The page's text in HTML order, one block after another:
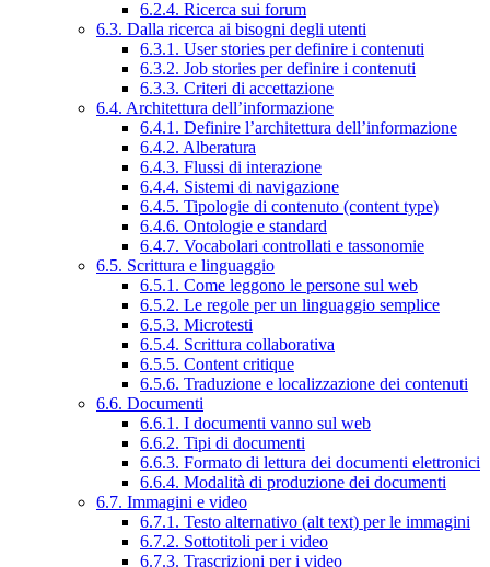
6.2.4. Ricerca sui forum
6.3. Dalla ricerca ai bisogni degli utenti
6.3.1. User stories per definire i contenuti
6.3.2. Job stories per definire i contenuti
6.3.3. Criteri di accettazione
6.4. Architettura dell’informazione
6.4.1. Definire l’architettura dell’informazione
6.4.2. Alberatura
6.4.3. Flussi di interazione
6.4.4. Sistemi di navigazione
6.4.5. Tipologie di contenuto (content type)
6.4.6. Ontologie e standard
6.4.7. Vocabolari controllati e tassonomie
6.5. Scrittura e linguaggio
6.5.1. Come leggono le persone sul web
6.5.2. Le regole per un linguaggio semplice
6.5.3. Microtesti
6.5.4. Scrittura collaborativa
6.5.5. Content critique
6.5.6. Traduzione e localizzazione dei contenuti
6.6. Documenti
6.6.1. I documenti vanno sul web
6.6.2. Tipi di documenti
6.6.3. Formato di lettura dei documenti elettronici
6.6.4. Modalità di produzione dei documenti
6.7. Immagini e video
6.7.1. Testo alternativo (alt text) per le immagini
6.7.2. Sottotitoli per i video
6.7.3. Trascrizioni per i video